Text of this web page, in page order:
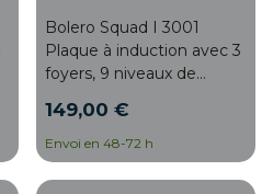
Bolero Squad I 3001
Plaque à induction avec 3
foyers, 9 niveaux de
fonction Booster,
puissance maximale de
6600 W, contrôle tactile
149,00 €
Envoi en 48-72 h